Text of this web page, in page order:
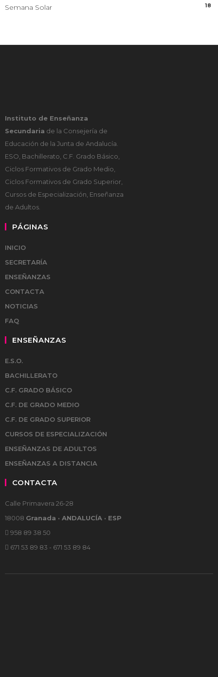
Semana Solar 18
Instituto de Enseñanza
Secundaria de la Consejería de
Educación de la Junta de Andalucía.
ESO, Bachillerato, C.F. Grado Básico,
Ciclos Formativos de Grado Medio,
Ciclos Formativos de Grado Superior,
Cursos de Especialización, Enseñanza
de Adultos.
PÁGINAS
INICIO
SECRETARÍA
ENSEÑANZAS
CONTACTA
NOTICIAS
FAQ
ENSEÑANZAS
E.S.O.
BACHILLERATO
C.F. GRADO BÁSICO
C.F. DE GRADO MEDIO
C.F. DE GRADO SUPERIOR
CURSOS DE ESPECIALIZACIÓN
ENSEÑANZAS DE ADULTOS
ENSEÑANZAS A DISTANCIA
CONTACTA
Calle Primavera 26-28
18008 Granada · ANDALUCÍA · ESP
958 89 38 50
671 53 89 83 - 671 53 89 84